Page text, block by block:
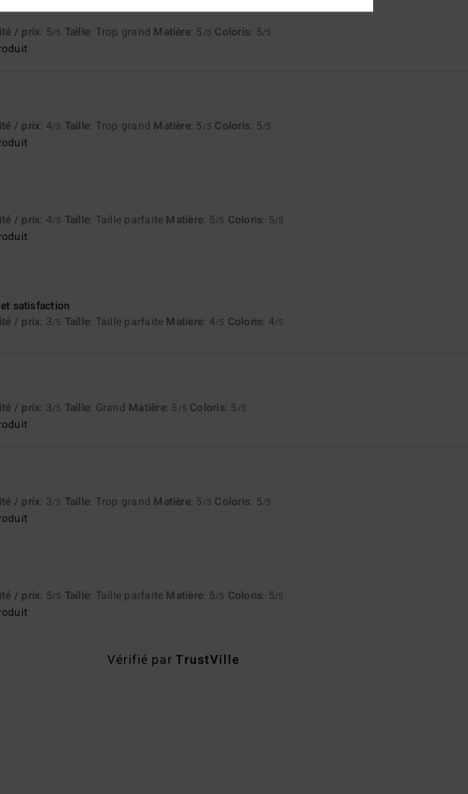
/ prix: 5/5 Taille: Trop grand Matière: 5 /5 Coloris: 5/5
/ prix: 4/5 Taille: Trop grand Matière: 5 /5 Coloris: 5/5
/ prix: 4/5 Taille: Taille parfaite Matière: 5/5 Coloris: 5/5
satisfaction
/ prix: 3/5 Taille: Taille parfaite Matière: 4/5 Coloris: 4/5
/ prix: 3/5 Taille: Grand Matière: 5 /5 Coloris: 5 /5
/ prix: 3/5 Taille: Trop grand Matière: 5 /5 Coloris: 5/5
/ prix: 5/5 Taille: Taille parfaite Matière: 5/5 Coloris: 5/5
Vérifié parTrustVille